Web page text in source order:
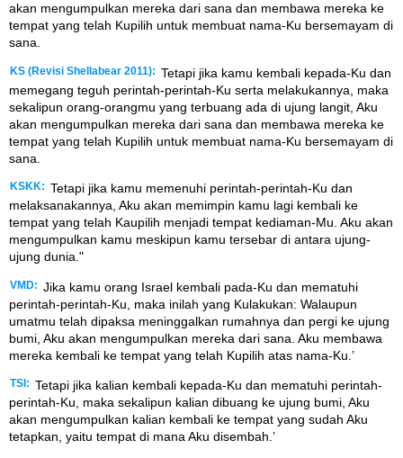
akan mengumpulkan mereka dari sana dan membawa mereka ke
tempat yang telah Kupilih untuk membuat nama-Ku bersemayam di
sana.
KS (Revisi Shellabear 2011): Tetapi jika kamu kembali kepada-Ku dan
memegang teguh perintah-perintah-Ku serta melakukannya, maka
sekalipun orang-orangmu yang terbuang ada di ujung langit, Aku
akan mengumpulkan mereka dari sana dan membawa mereka ke
tempat yang telah Kupilih untuk membuat nama-Ku bersemayam di
sana.
KSKK: Tetapi jika kamu memenuhi perintah-perintah-Ku dan
melaksanakannya, Aku akan memimpin kamu lagi kembali ke
tempat yang telah Kaupilih menjadi tempat kediaman-Mu. Aku akan
mengumpulkan kamu meskipun kamu tersebar di antara ujung-
ujung dunia."
VMD: Jika kamu orang Israel kembali pada-Ku dan mematuhi
perintah-perintah-Ku, maka inilah yang Kulakukan: Walaupun
umatmu telah dipaksa meninggalkan rumahnya dan pergi ke ujung
bumi, Aku akan mengumpulkan mereka dari sana. Aku membawa
mereka kembali ke tempat yang telah Kupilih atas nama-Ku.’
TSI: Tetapi jika kalian kembali kepada-Ku dan mematuhi perintah-
perintah-Ku, maka sekalipun kalian dibuang ke ujung bumi, Aku
akan mengumpulkan kalian kembali ke tempat yang sudah Aku
tetapkan, yaitu tempat di mana Aku disembah.’